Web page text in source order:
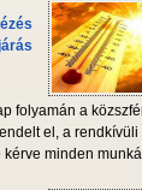
folyamán a
el, a rendkívüli
kérve minden